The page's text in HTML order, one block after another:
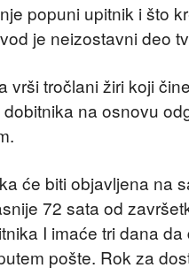
popuni upitnik i što
je neizostavni deo
vrši tročlani žiri koji
na osnovu
će biti objavljena na
72 sata od
I imaće tri dana
pošte. Rok za